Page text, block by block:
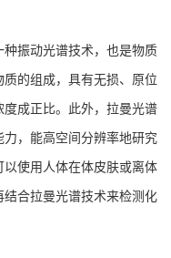
振动光谱技术，也是物质
的组成，具有无损、原位
成正比。此外，拉曼光谱
，能高空间分辨率地研究
使用人体在体皮肤或离体
合拉曼光谱技术来检测化